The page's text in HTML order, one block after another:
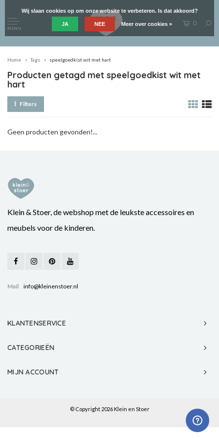
MENU
0
Home Tags speelgoedkist wit met hart
Producten getagd met speelgoedkist wit met
hart
Filters
Geen producten gevonden!...
Klein & Stoer, de webshop met de leukste accessoires en
meubels voor de kinderen.
Mail info@kleinenstoer.nl
KLANTENSERVICE
CATEGORIEËN
MIJN ACCOUNT
© Copyright 2026 Klein en Stoer
Wij slaan cookies op om onze website te verbeteren. Is dat akkoord?
JA NEE Meer over cookies »